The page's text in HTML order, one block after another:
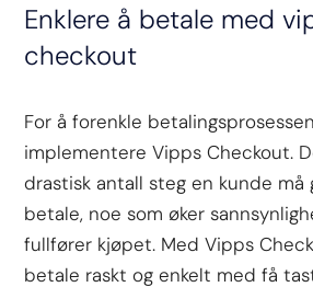
Enklere å betale med
checkout
For å forenkle
implementere Vipps Checkout.
drastisk antall steg en kunde må
betale, noe som øker
fullfører kjøpet. Med Vipps
betale raskt og enkelt med få